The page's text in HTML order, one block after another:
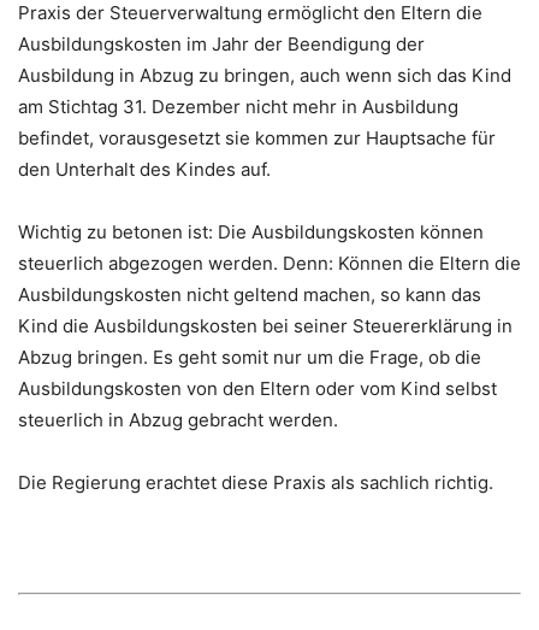
Praxis der Steuerverwaltung ermöglicht den Eltern die
Ausbildungskosten im Jahr der Beendigung der
Ausbildung in Abzug zu bringen, auch wenn sich das Kind
am Stichtag 31. Dezember nicht mehr in Ausbildung
befindet, vorausgesetzt sie kommen zur Hauptsache für
den Unterhalt des Kindes auf.
Wichtig zu betonen ist: Die Ausbildungskosten können
steuerlich abgezogen werden. Denn: Können die Eltern die
Ausbildungskosten nicht geltend machen, so kann das
Kind die Ausbildungskosten bei seiner Steuererklärung in
Abzug bringen. Es geht somit nur um die Frage, ob die
Ausbildungskosten von den Eltern oder vom Kind selbst
steuerlich in Abzug gebracht werden.
Die Regierung erachtet diese Praxis als sachlich richtig.